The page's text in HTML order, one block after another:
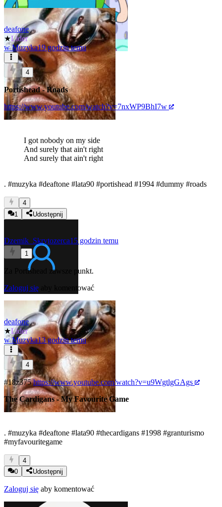
deafone
★Lider
w Muzyka19 godzin temu
4
Portishead - Roads
https://www.youtube.com/watch?v=7nxWP9BhI7w
I got nobody on my side
And surely that ain't right
And surely that ain't right
. #muzyka #deaftone #lata90 #portishead #1994 #dummy #roads
4
1
Udostępnij
Dzemik_Skrytozerca15 godzin temu
1
Za Portishead zawsze punkt.
Zaloguj się aby komentować
deafone
★Lider
w Muzyka13 godzin temu
4
#18z375 https://www.youtube.com/watch?v=u9WgtlgGAgs
The Cardigans - My Favourite Game
. #muzyka #deaftone #lata90 #thecardigans #1998 #granturismo
#myfavouritegame
4
0
Udostępnij
Zaloguj się aby komentować